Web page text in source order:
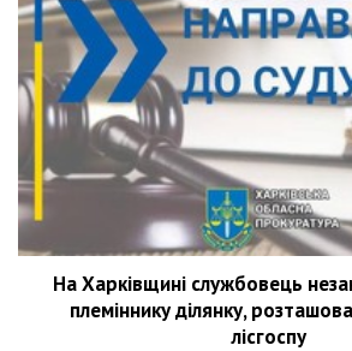
На Харківщині службовець
племіннику ділянку,
лісгоспу